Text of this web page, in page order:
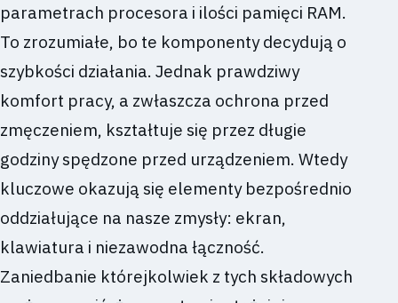
parametrach procesora i ilości pamięci RAM.
To zrozumiałe, bo te komponenty decydują o
szybkości działania. Jednak prawdziwy
komfort pracy, a zwłaszcza ochrona przed
zmęczeniem, kształtuje się przez długie
godziny spędzone przed urządzeniem. Wtedy
kluczowe okazują się elementy bezpośrednio
oddziałujące na nasze zmysły: ekran,
klawiatura i niezawodna łączność.
Zaniedbanie którejkolwiek z tych składowych